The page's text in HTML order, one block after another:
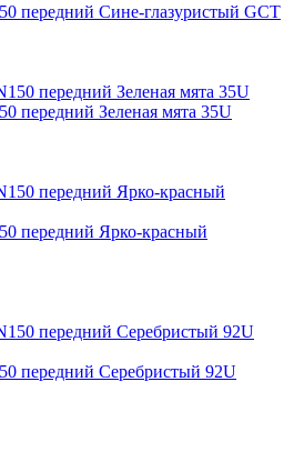
передний Сине-глазуристый GCT
передний Зеленая мята 35U
передний Ярко-красный
передний Серебристый 92U